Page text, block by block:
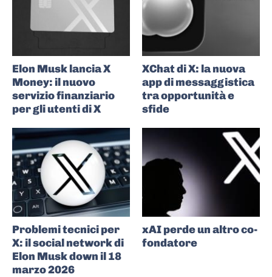
Elon Musk lancia X
Money: il nuovo
servizio finanziario
per gli utenti di X
XChat di X: la nuova
app di messaggistica
tra opportunità e
sfide
Problemi tecnici per
X: il social network di
Elon Musk down il 18
marzo 2026
xAI perde un altro co-
fondatore